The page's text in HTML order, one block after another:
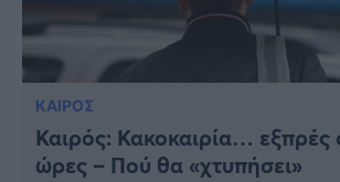
ΚΑΙΡΟΣ
Καιρός: Κακοκαιρία… εξπρές
ώρες – Πού θα «χτυπήσει»